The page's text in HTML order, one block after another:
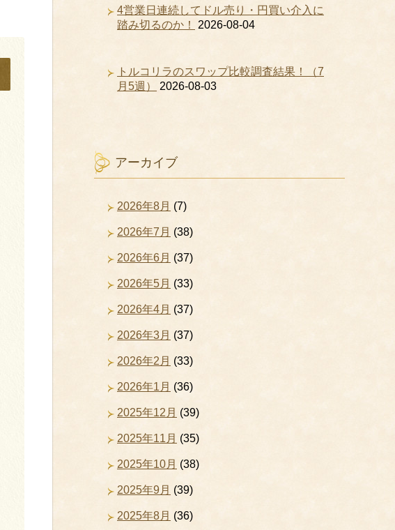
4営業日連続してドル売り・円買い介入に
踏み切るのか！
2026-08-04
トルコリラのスワップ比較調査結果！（7
月5週）
2026-08-03
アーカイブ
2026年8月 (7)
2026年7月 (38)
2026年6月 (37)
2026年5月 (33)
2026年4月 (37)
2026年3月 (37)
2026年2月 (33)
2026年1月 (36)
2025年12月 (39)
2025年11月 (35)
2025年10月 (38)
2025年9月 (39)
2025年8月 (36)